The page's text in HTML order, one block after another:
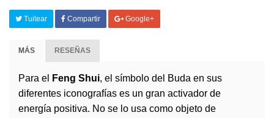
Tuitear Compartir Google+
MÁS RESEÑAS
Para el Feng Shui, el símbolo del Buda en sus
diferentes iconografías es un gran activador de
energía positiva. No se lo usa como objeto de